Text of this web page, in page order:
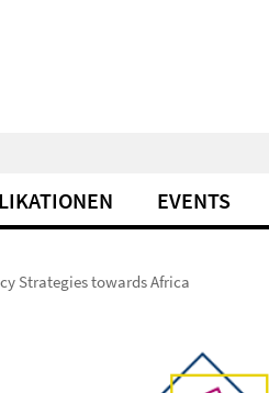
EVENTS
Strategies towards Africa